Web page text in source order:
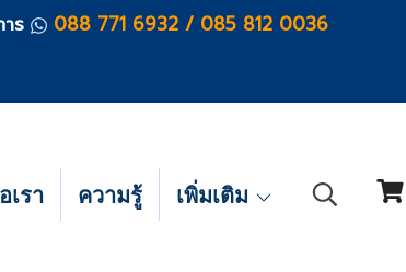
ร 088 771 6932 / 085 812 0036
เรา ความรู้ เพิ่มเติม